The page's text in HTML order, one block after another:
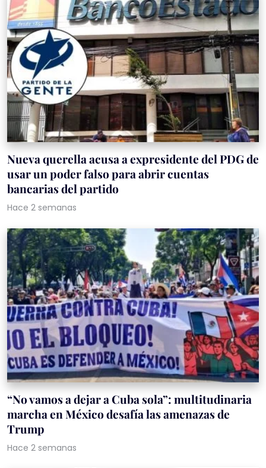
Nueva querella acusa a expresidente del PDG de
usar un poder falso para abrir cuentas
bancarias del partido
Hace 2 semanas
“No vamos a dejar a Cuba sola”: multitudinaria
marcha en México desafía las amenazas de
Trump
Hace 2 semanas